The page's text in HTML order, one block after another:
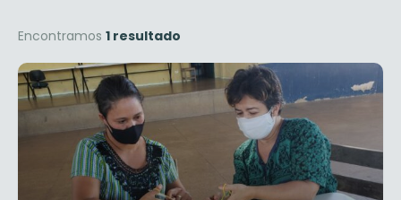
Encontramos 1 resultado